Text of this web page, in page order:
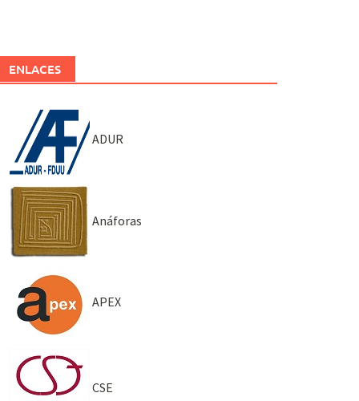
ENLACES
ADUR
Anáforas
APEX
CSE